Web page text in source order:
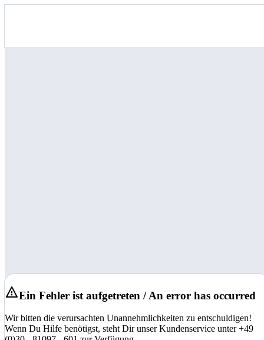
Ein Fehler ist aufgetreten / An error has occurred
Wir bitten die verursachten Unannehmlichkeiten zu entschuldigen!
Wenn Du Hilfe benötigst, steht Dir unser Kundenservice unter +49